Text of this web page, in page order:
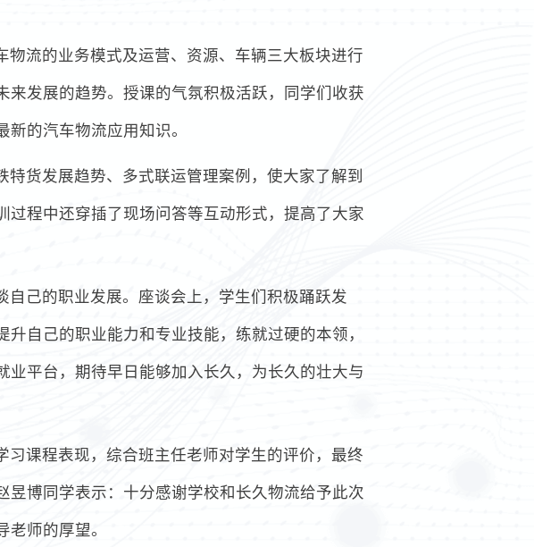
流的业务模式及运营、资源、车辆三大板块进行
发展的趋势。授课的气氛积极活跃，同学们收获
的汽车物流应用知识。
货发展趋势、多式联运管理案例，使大家了解到
程中还穿插了现场问答等互动形式，提高了大家
己的职业发展。座谈会上，学生们积极踊跃发
自己的职业能力和专业技能，练就过硬的本领，
平台，期待早日能够加入长久，为长久的壮大与
课程表现，综合班主任老师对学生的评价，最终
博同学表示：十分感谢学校和长久物流给予此次
师的厚望。